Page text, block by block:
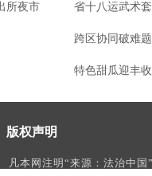
所夜市 省十八运武术
跨区协同破难
特色甜瓜迎丰
版权声明
凡本网注明“来源：法治中国